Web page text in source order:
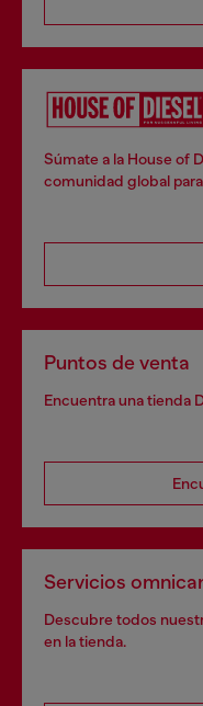
Súmate a la House of
comunidad global
Puntos de venta
Encuentra una tienda
Servicios
Descubre todos
en la tienda.